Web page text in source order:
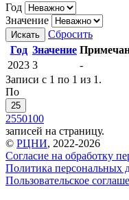
Год
Значение
Искать
Сбросить
Год Значение
2023 3
-
Записи с 1 по 1 из 1.
По
25
2550100
записей на страницу.
© РЦНИ, 2022-2026
Согласие на обработку
Политика персональных
Пользовательское